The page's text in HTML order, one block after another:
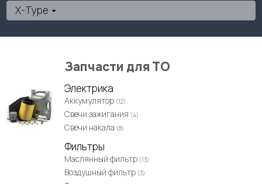
X-Type
Запчасти для ТО
Электрика
Аккумулятор (12)
Свечи зажигания (4)
Свечи накала (8)
Фильтры
Маслянный фильтр (13)
Воздушный фильтр (3)